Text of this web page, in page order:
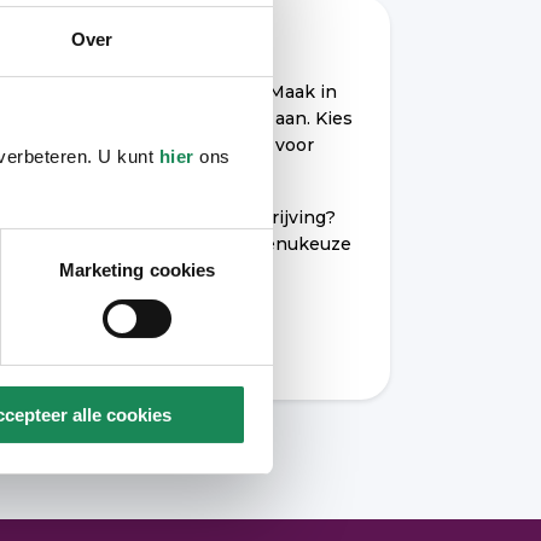
Over
U kunt hier ons
Marketing cookies
alle cookies
Wilt u hier wonen?
. Maak in
MijnWooniezie een zoekprofiel aan. Kies
in uw zoekprofiel in ieder geval voor
Heeft u hulp nodig bij uw inschrijving?
Bel ons via 040 - 220 22 02 (menukeuze
optie 1).
Inschrijven in Wooniezie